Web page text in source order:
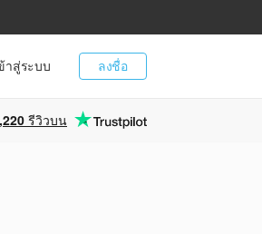
ลงชื่อ
าสู่ระบบ
รีวิวบน